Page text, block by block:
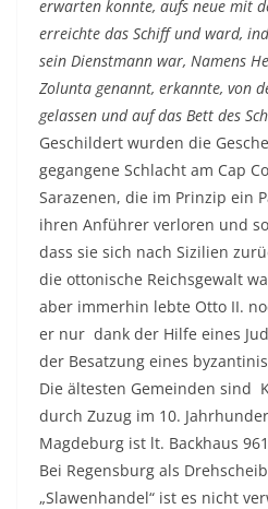
erwarten konnte, aufs neue mit
erreichte das Schiff und ward,
sein Dienstmann war, Namens
Zolunta genannt, erkannte, von
gelassen und auf das Bett des
Geschildert wurden die
gegangene Schlacht am Cap
Sarazenen, die im Prinzip ein
ihren Anführer verloren und
dass sie sich nach Sizilien
die ottonische Reichsgewalt
aber immerhin lebte Otto II.
er nur dank der Hilfe eines
der Besatzung eines
Die ältesten Gemeinden sind
durch Zuzug im 10.
Magdeburg ist lt. Backhaus
Bei Regensburg als
„Slawenhandel“ ist es nicht